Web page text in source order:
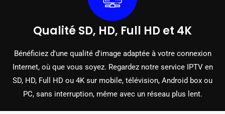
Qualité SD, HD, Full HD et 4K
Bénéficiez d'une qualité d'image adaptée à votre connexion
Internet, où que vous soyez. Regardez notre service IPTV en
SD, HD, Full HD ou 4K sur mobile, télévision, Android box ou
PC, sans interruption, même avec un réseau plus lent.